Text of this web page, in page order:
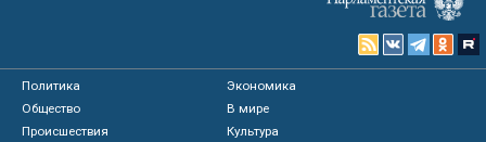
Политика
Экономика
Общество
В мире
Происшествия
Культура